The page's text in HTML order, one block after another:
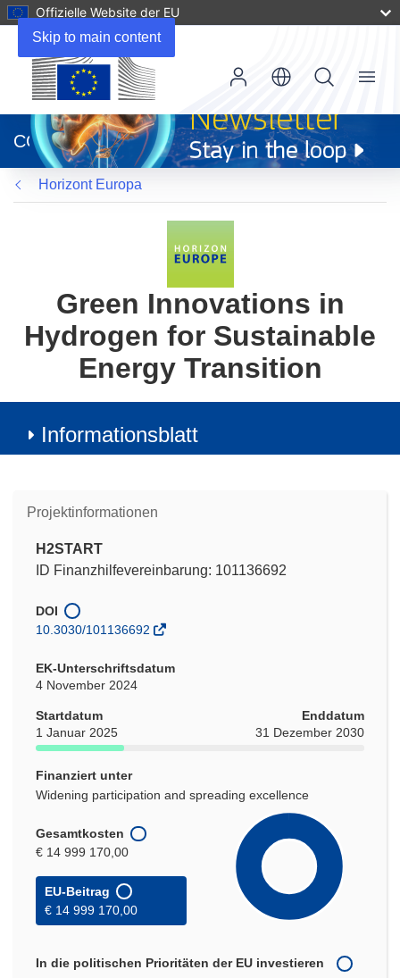
Skip to main content
Offizielle Website der EU
neuem
Fenster)
CORDIS
Menu
Horizont Europa
Green Innovations in
Hydrogen for Sustainable
Energy Transition
Informationsblatt
Projektinformationen
H2START
ID Finanzhilfevereinbarung: 101136692
DOI
10.3030/101136692
EK-Unterschriftsdatum
4 November 2024
Startdatum
1 Januar 2025
Enddatum
31 Dezember 2030
Finanziert unter
Widening participation and spreading excellence
Gesamtkosten
€ 14 999 170,00
EU-Beitrag
€ 14 999 170,00
In die politischen Prioritäten der EU investieren